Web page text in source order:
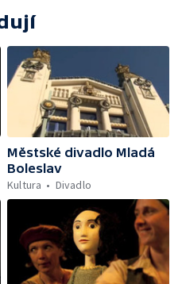
Městské divadlo Mladá
Boleslav
Kultura
Divadlo